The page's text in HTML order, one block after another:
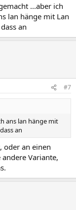
...aber ich
lan hänge mit Lan
an
#7
ans lan hänge mit
an
oder an einen
Variante,